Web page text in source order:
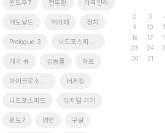
윈도우7 전두환 가격인하
맥도날드 맥카페 정치
Prologue 3 니드포스피드 언더커버
매기 큐 김동률 하프
마이크로소프트 버거킹
니드포스피드 디지털 기기
원도7 명언 구글
2
3
9
10
16
17
23
24
30
31